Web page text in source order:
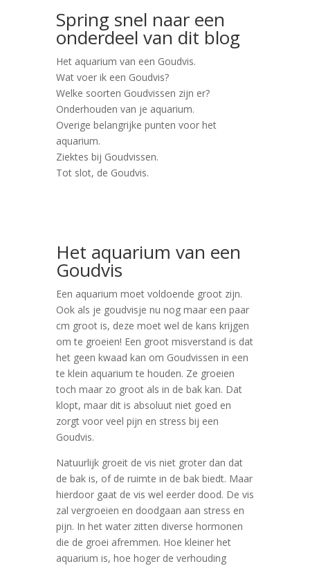
Spring snel naar een
onderdeel van dit blog
Het aquarium van een Goudvis.
Wat voer ik een Goudvis?
Welke soorten Goudvissen zijn er?
Onderhouden van je aquarium.
Overige belangrijke punten voor het
aquarium.
Ziektes bij Goudvissen.
Tot slot, de Goudvis.
Het aquarium van een
Goudvis
Een aquarium moet voldoende groot zijn.
Ook als je goudvisje nu nog maar een paar
cm groot is, deze moet wel de kans krijgen
om te groeien! Een groot misverstand is dat
het geen kwaad kan om Goudvissen in een
te klein aquarium te houden. Ze groeien
toch maar zo groot als in de bak kan. Dat
klopt, maar dit is absoluut niet goed en
zorgt voor veel pijn en stress bij een
Goudvis.
Natuurlijk groeit de vis niet groter dan dat
de bak is, of de ruimte in de bak biedt. Maar
hierdoor gaat de vis wel eerder dood. De vis
zal vergroeien en doodgaan aan stress en
pijn. In het water zitten diverse hormonen
die de groei afremmen. Hoe kleiner het
aquarium is, hoe hoger de verhouding